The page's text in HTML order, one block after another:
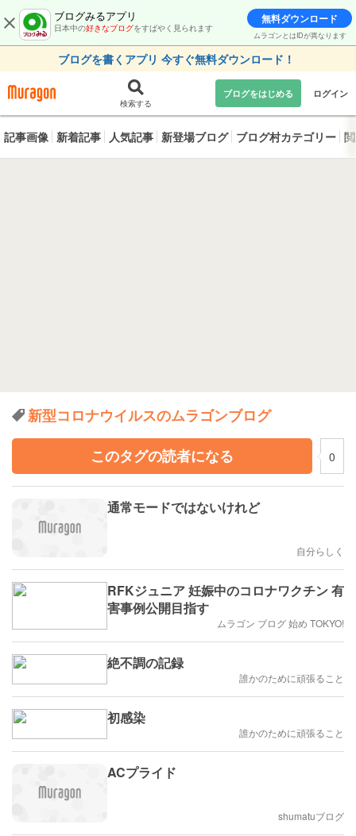
ブログみるアプリ
日本中の好きなブログをすばやく見られます
無料ダウンロード
ムラゴンとはIDが異なります
ブログを書くアプリ 今すぐ無料ダウンロード！
検索する
ブログをはじめる ログイン
記事画像 新着記事 人気記事 新登場ブログ ブログ村カテゴリー
新型コロナウイルスのムラゴンブログ
このタグの読者になる
0
通常モードではないけれど
自分らしく
RFKジュニア 妊娠中のコロナワクチン 有
害事例公開目指す
ムラゴン ブログ 始め TOKYO!
絶不調の記録
誰かのために頑張ること
初感染
誰かのために頑張ること
ACプライド
shumatuブログ